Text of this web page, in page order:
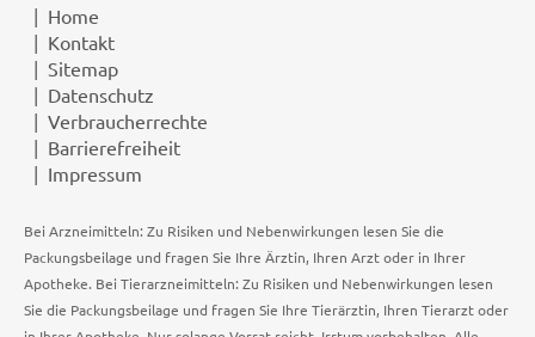
Home
Kontakt
Sitemap
Datenschutz
Verbraucherrechte
Barrierefreiheit
Impressum
Bei Arzneimitteln: Zu Risiken und Nebenwirkungen lesen Sie die
Packungsbeilage und fragen Sie Ihre Ärztin, Ihren Arzt oder in Ihrer
Apotheke. Bei Tierarzneimitteln: Zu Risiken und Nebenwirkungen lesen
Sie die Packungsbeilage und fragen Sie Ihre Tierärztin, Ihren Tierarzt oder